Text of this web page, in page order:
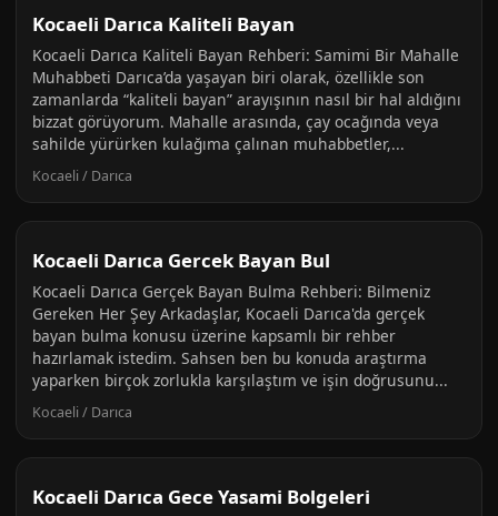
Kocaeli Darıca Kaliteli Bayan
Kocaeli Darıca Kaliteli Bayan Rehberi: Samimi Bir Mahalle
Muhabbeti Darıca’da yaşayan biri olarak, özellikle son
zamanlarda “kaliteli bayan” arayışının nasıl bir hal aldığını
bizzat görüyorum. Mahalle arasında, çay ocağında veya
sahilde yürürken kulağıma çalınan muhabbetler,...
Kocaeli / Darıca
Kocaeli Darıca Gercek Bayan Bul
Kocaeli Darıca Gerçek Bayan Bulma Rehberi: Bilmeniz
Gereken Her Şey Arkadaşlar, Kocaeli Darıca'da gerçek
bayan bulma konusu üzerine kapsamlı bir rehber
hazırlamak istedim. Sahsen ben bu konuda araştırma
yaparken birçok zorlukla karşılaştım ve işin doğrusunu...
Kocaeli / Darıca
Kocaeli Darıca Gece Yasami Bolgeleri